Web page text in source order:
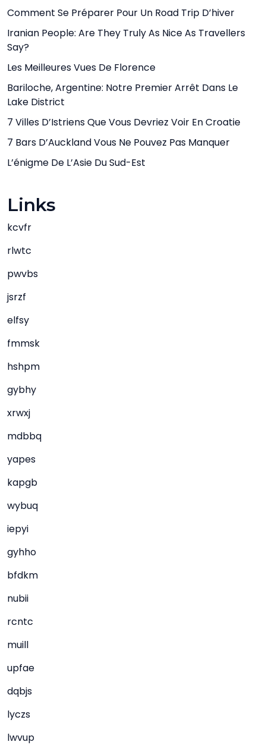
Comment Se Préparer Pour Un Road Trip D’hiver
Iranian People: Are They Truly As Nice As Travellers
Say?
Les Meilleures Vues De Florence
Bariloche, Argentine: Notre Premier Arrêt Dans Le
Lake District
7 Villes D’Istriens Que Vous Devriez Voir En Croatie
7 Bars D’Auckland Vous Ne Pouvez Pas Manquer
L’énigme De L’Asie Du Sud-Est
Links
kcvfr
rlwtc
pwvbs
jsrzf
elfsy
fmmsk
hshpm
gybhy
xrwxj
mdbbq
yapes
kapgb
wybuq
iepyi
gyhho
bfdkm
nubii
rcntc
muill
upfae
dqbjs
lyczs
lwvup